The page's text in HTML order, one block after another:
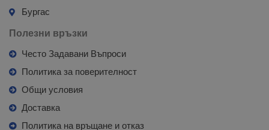
Бургас
Полезни връзки
Често Задавани Въпроси
Политика за поверителност
Общи условия
Доставка
Политика на връщане и отказ